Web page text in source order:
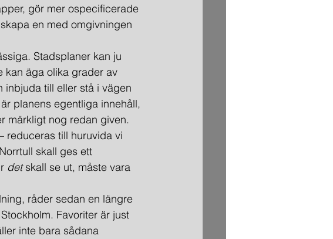
gör mer ospecificerade
en med omgivningen
Stadsplaner kan ju
kan äga olika grader av
inbjuda till eller stå i vägen
planens egentliga innehåll,
märkligt nog redan given.
reduceras till huruvida vi
skall ges ett
det skall se ut, måste vara
råder sedan en längre
Favoriter är just
inte bara sådana